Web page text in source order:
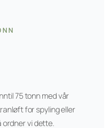
75 tonn med vår
for spyling eller
ordner vi dette.